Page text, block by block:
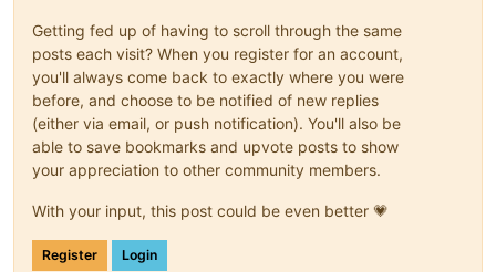
Getting fed up of having to scroll through the same
posts each visit? When you register for an account,
you'll always come back to exactly where you were
before, and choose to be notified of new replies
(either via email, or push notification). You'll also be
able to save bookmarks and upvote posts to show
your appreciation to other community members.
With your input, this post could be even better 💗
Register Login